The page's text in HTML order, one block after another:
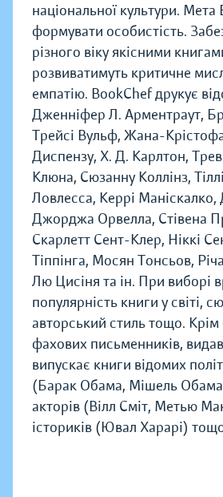
національної культури. Мета
формувати особистість.
різного віку якісними
розвиватимуть критичне
емпатію. BookChef друкує
Дженніфер Л. Арментраут,
Трейсі Вульф, Жана-
Диспензу, Х. Д. Карлтон,
Клюна, Сюзанну Коллінз,
Ловлесса, Керрі
Джорджа Орвелла, Стівена
Скарлетт Сент-Клер, Ніккі
Тіппінга, Мосян Тонсьов,
Лю Цисіня та ін. При виборі
популярність книги у світі,
авторський стиль тощо. Крім
фахових письменників,
випускає книги відомих
(Барак Обама, Мішель
акторів (Вілл Сміт, Метью
істориків (Ювал Харарі)